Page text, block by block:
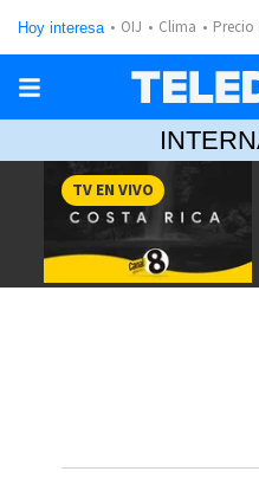
Hoy interesa OIJ Clima
TV EN VIVO